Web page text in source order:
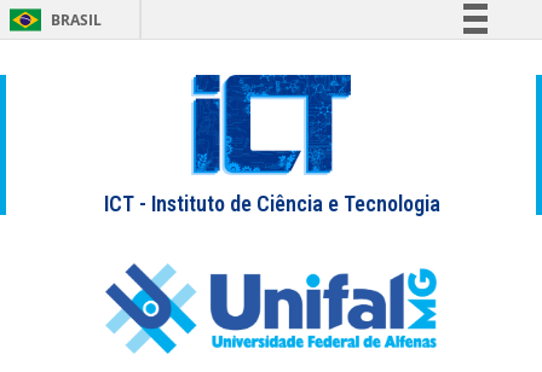
BRASIL
Comunica BR
Acesso à informação
Legislação
ICT - Instituto de Ciência e Tecnologia